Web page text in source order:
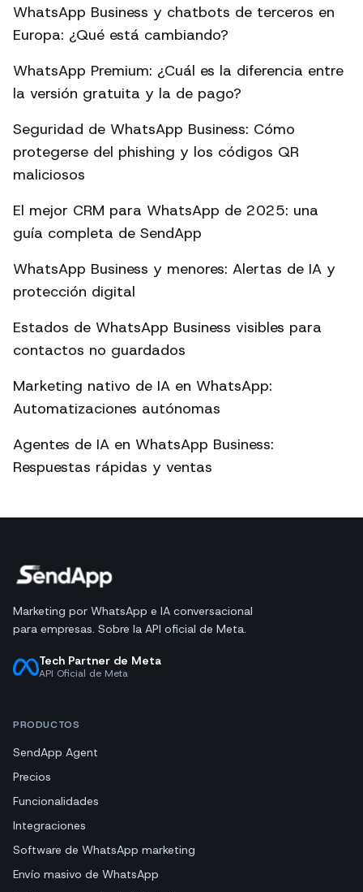
WhatsApp Business y chatbots de terceros en
Europa: ¿Qué está cambiando?
WhatsApp Premium: ¿Cuál es la diferencia entre
la versión gratuita y la de pago?
Seguridad de WhatsApp Business: Cómo
protegerse del phishing y los códigos QR
maliciosos
El mejor CRM para WhatsApp de 2025: una
guía completa de SendApp
WhatsApp Business y menores: Alertas de IA y
protección digital
Estados de WhatsApp Business visibles para
contactos no guardados
Marketing nativo de IA en WhatsApp:
Automatizaciones autónomas
Agentes de IA en WhatsApp Business:
Respuestas rápidas y ventas
Marketing por WhatsApp e IA conversacional
para empresas. Sobre la API oficial de Meta.
Tech Partner de Meta
API Oficial de Meta
PRODUCTOS
SendApp Agent
Precios
Funcionalidades
Integraciones
Software de WhatsApp marketing
Envío masivo de WhatsApp